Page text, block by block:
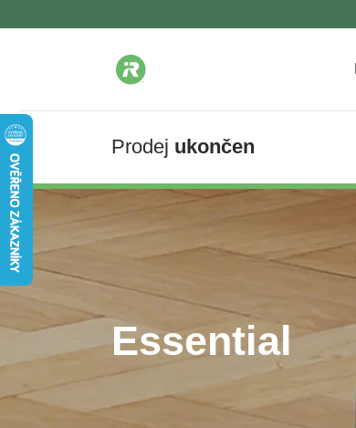
Prodej ukončen
Essential